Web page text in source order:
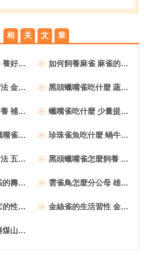
相 关 文 章
禾花雀怎樣飼養 養好禾花雀的注意事項 如何飼養麻雀 麻雀的鑒賞飼養與挑選
金絲雀的飼養方法 金絲雀日常的飼養管理 黑頭蠟嘴雀吃什麼 蔬果也要適當喂食
黑尾蠟嘴雀怎麼養 補充含鈣物質多的飼料 蠟嘴雀吃什麼 少量提供青菜和蘋果
蠟嘴雀怎麼養 蠟嘴雀的野性較大 珍珠雀魚吃什麼 蝸牛是珍珠雀的食物之一
金絲雀的飼養方法 五種不同金絲雀的飼養方法 黑頭蠟嘴雀怎麼飼養 黑頭蠟嘴雀飼養注意地方
黃雀的壽命 黃雀的壽命是比較短的在5-11年 雲雀鳥怎麼分公母 雄雲雀的叫聲非常響亮
大山雀的飼養 它的性情比較急噪但容易馴養 金絲雀的生活習性 金絲雀的主食是植物
煤山雀飼養 詳解煤山雀的護理要點